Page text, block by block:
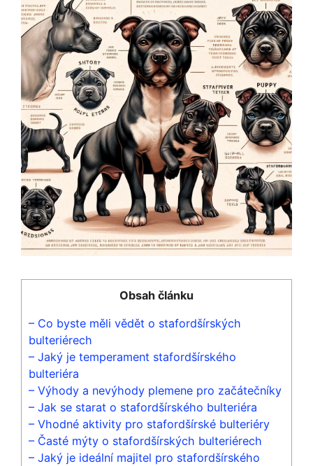
Obsah článku
– Co byste měli vědět o stafordšírských
bulteriérech
– Jaký je temperament stafordšírského
bulteriéra
– Výhody a nevýhody plemene pro začátečníky
– Jak se starat o stafordšírského bulteriéra
– Vhodné aktivity pro stafordšírské bulteriéry
– Časté mýty o stafordšírských bulteriérech
– Jaký je ideální majitel pro stafordšírského